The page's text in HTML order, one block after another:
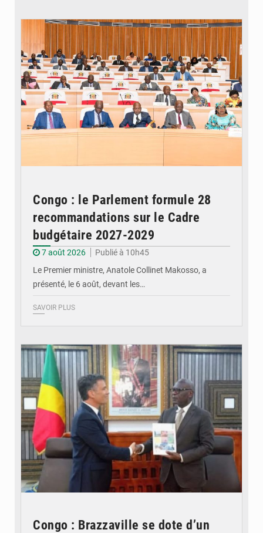
Congo : le Parlement formule 28
recommandations sur le Cadre
budgétaire 2027-2029
7 août 2026
Publié à 10h45
Le Premier ministre, Anatole Collinet Makosso, a
présenté, le 6 août, devant les…
SAVOIR PLUS
Congo : Brazzaville se dote d’un